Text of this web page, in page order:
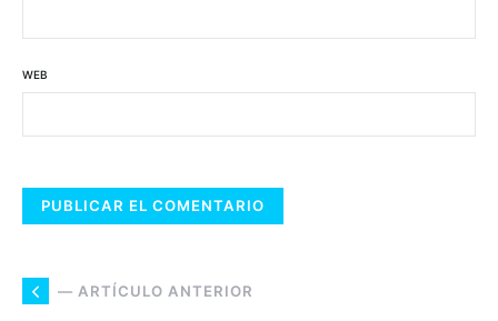
WEB
— ARTÍCULO ANTERIOR